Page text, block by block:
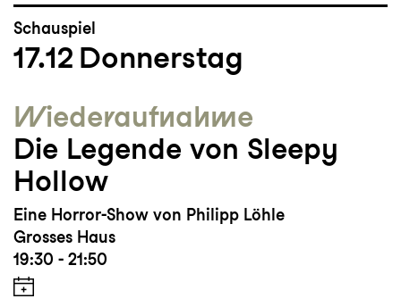
Schauspiel
17.12 Donnerstag
Wieder­aufnahme
Die Legende von Sleepy
Hollow
Eine Horror-Show von Philipp Löhle
Grosses Haus
19:30 - 21:50